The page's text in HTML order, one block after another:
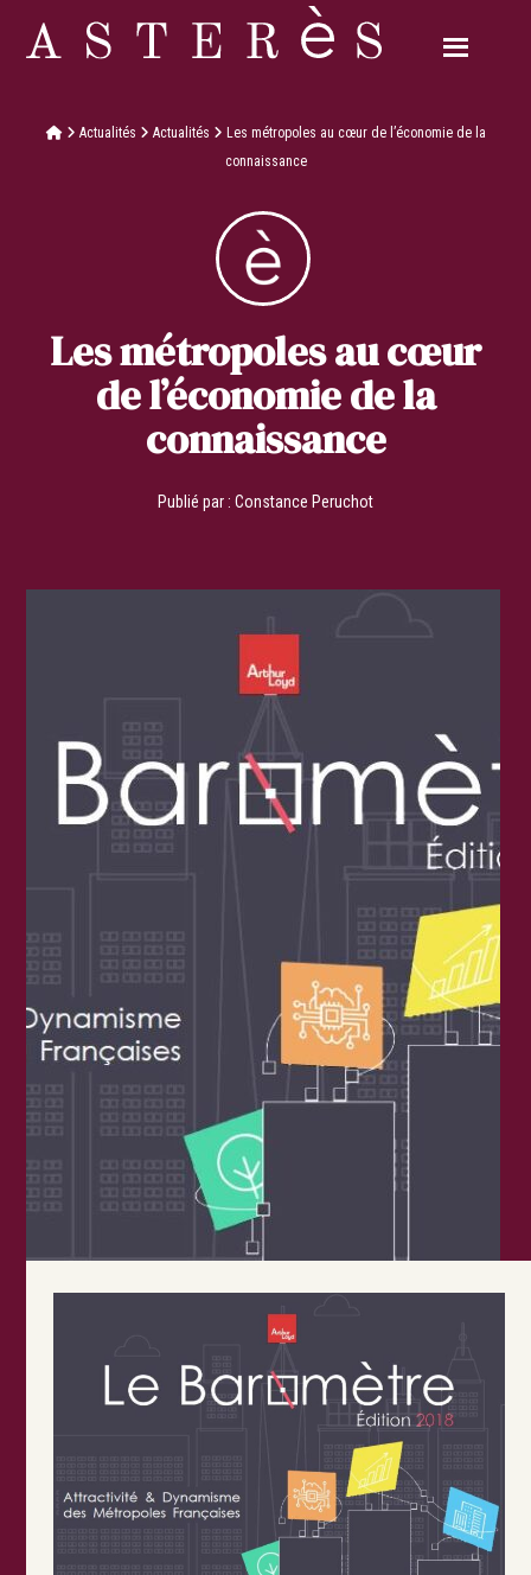
Actualités Actualités
Les métropoles au cœur de l’économie de la
connaissance
Les métropoles au cœur
de l’économie de la
connaissance
Publié par : Constance Peruchot